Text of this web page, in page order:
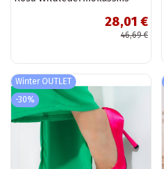
28,01 €
46,69 €
Winter OUTLET
-30%